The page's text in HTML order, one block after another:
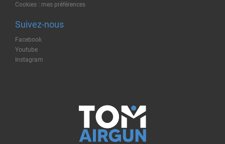
Cookies : mes préférences
Suivez-nous
Facebook
Youtube
Instagram